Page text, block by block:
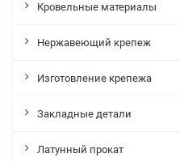
Кровельные материалы
Нержавеющий крепеж
Изготовление крепежа
Закладные детали
Латунный прокат